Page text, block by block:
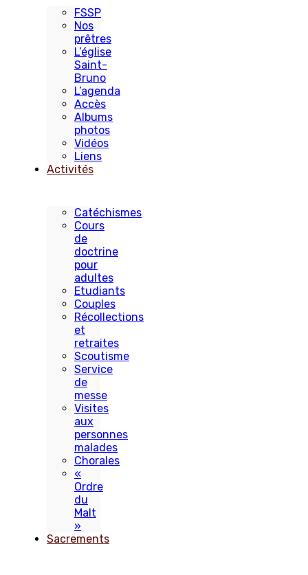
FSSP
Nos
prêtres
L’église
Saint-
Bruno
L’agenda
Accès
Albums
photos
Vidéos
Liens
Activités
Catéchismes
Cours
de
doctrine
pour
adultes
Etudiants
Couples
Récollections
et
retraites
Scoutisme
Service
de
messe
Visites
aux
personnes
malades
Chorales
«
Ordre
du
Malt
»
Sacrements